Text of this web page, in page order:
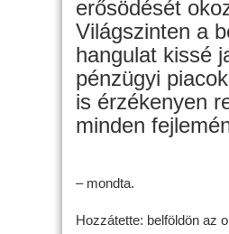
erősödését
Világszinten a
hangulat kissé
pénzügyi
is érzékenyen
minden
– mondta.
Hozzátette: belföldön az